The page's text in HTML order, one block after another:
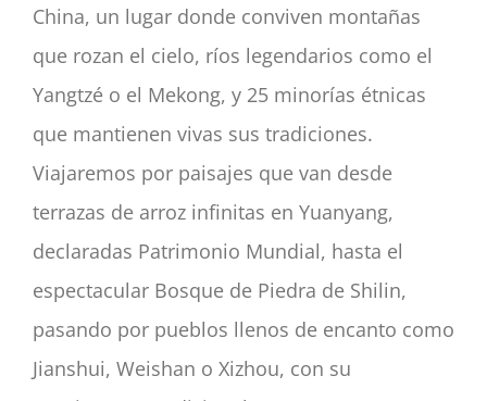
China, un lugar donde conviven montañas
que rozan el cielo, ríos legendarios como el
Yangtzé o el Mekong, y 25 minorías étnicas
que mantienen vivas sus tradiciones.
Viajaremos por paisajes que van desde
terrazas de arroz infinitas en Yuanyang,
declaradas Patrimonio Mundial, hasta el
espectacular Bosque de Piedra de Shilin,
pasando por pueblos llenos de encanto como
Jianshui, Weishan o Xizhou, con su